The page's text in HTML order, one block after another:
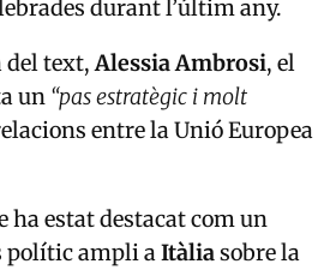
durant l’últim any.
del text,Alessia Ambrosi, el
un “pas estratègic i molt
entre la Unió Europea
ha estat destacat com un
polític ampli aItàliasobre la